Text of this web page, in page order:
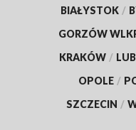
BIAŁYSTOK /
GORZÓW
KRAKÓW /
OPOLE /
SZCZECIN /